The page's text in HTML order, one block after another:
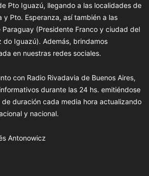
Pto Iguazú, llegando a las localidades de
y Pto. Esperanza, así también a las
(Presidente Franco y ciudad del
do Iguazú). Además, brindamos
en nuestras redes sociales.
con Radio Rivadavia de Buenos Aires,
durante las 24 hs. emitiéndose
duración cada media hora actualizando
y nacional.
Antonowicz